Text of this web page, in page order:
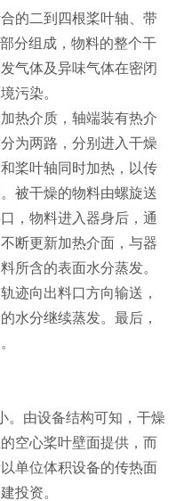
的二到四根桨叶轴、带
分组成，物料的整个干
气体及异味气体在密闭
污染。
热介质，轴端装有热介
为两路，分别进入干燥
桨叶轴同时加热，以传
被干燥的物料由螺旋送
，物料进入器身后，通
断更新加热介面，与器
所含的表面水分蒸发。
迹向出料口方向输送，
水分继续蒸发。最后，
。由设备结构可知，干燥
空心桨叶壁面提供，而
单位体积设备的传热面
投资。